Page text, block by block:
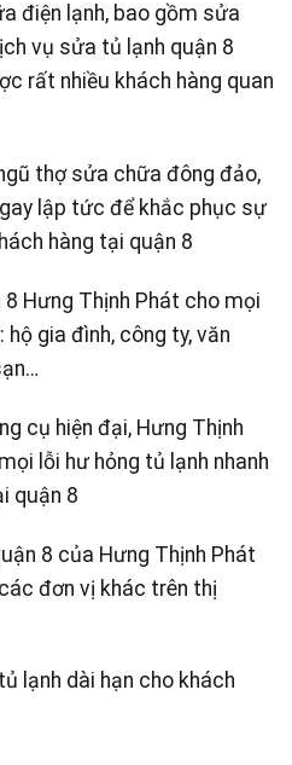
điện lạnh, bao gồm sửa
vụ sửa tủ lạnh quận 8
rất nhiều khách hàng quan
thợ sửa chữa đông đảo,
lập tức để khắc phục sự
hàng tại quận 8
Hưng Thịnh Phát cho mọi
gia đình, công ty, văn
cụ hiện đại, Hưng Thịnh
lỗi hư hỏng tủ lạnh nhanh
quận 8
8 của Hưng Thịnh Phát
đơn vị khác trên thị
lạnh dài hạn cho khách